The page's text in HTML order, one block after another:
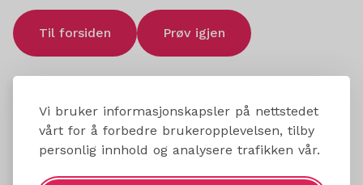
Vi bruker informasjonskapsler på nettstedet
vårt for å forbedre brukeropplevelsen, tilby
personlig innhold og analysere trafikken vår.
Til forsiden Prøv igjen